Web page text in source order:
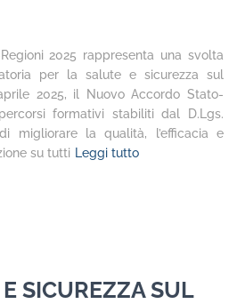
2025 rappresenta una svolta
per la salute e sicurezza sul
2025, il Nuovo Accordo Stato-
formativi stabiliti dal D.Lgs.
migliorare la qualità, l’efficacia e
su tutti Leggi tutto
SICUREZZA SUL